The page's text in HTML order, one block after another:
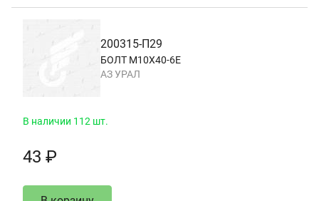
200315-П29
БОЛТ М10Х40-6Е
АЗ УРАЛ
В наличии 112 шт.
43 ₽